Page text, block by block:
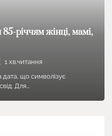
річчям жінці, мамі,
1 хв.читання
дата, що символізує
Для…